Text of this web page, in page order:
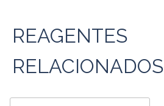
REAGENTES
RELACIONADOS